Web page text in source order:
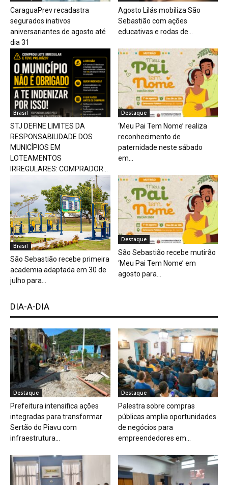
CaraguaPrev recadastra
segurados inativos
aniversariantes de agosto até
dia 31
Agosto Lilás mobiliza São
Sebastião com ações
educativas e rodas de...
Brasil
STJ DEFINE LIMITES DA
RESPONSABILIDADE DOS
MUNICÍPIOS EM
LOTEAMENTOS
IRREGULARES: COMPRADOR...
Destaque
‘Meu Pai Tem Nome’ realiza
reconhecimento de
paternidade neste sábado
em...
Brasil
São Sebastião recebe primeira
academia adaptada em 30 de
julho para...
Destaque
São Sebastião recebe mutirão
‘Meu Pai Tem Nome’ em
agosto para...
DIA-A-DIA
Destaque
Prefeitura intensifica ações
integradas para transformar
Sertão do Piavu com
infraestrutura...
Destaque
Palestra sobre compras
públicas amplia oportunidades
de negócios para
empreendedores em...